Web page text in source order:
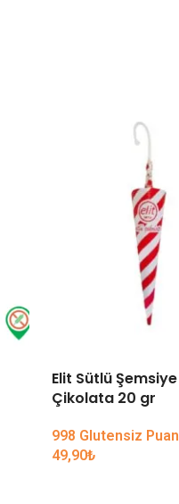
Elit Sütlü Şemsiye
Çikolata 20 gr
998 Glutensiz Puan
49,90₺